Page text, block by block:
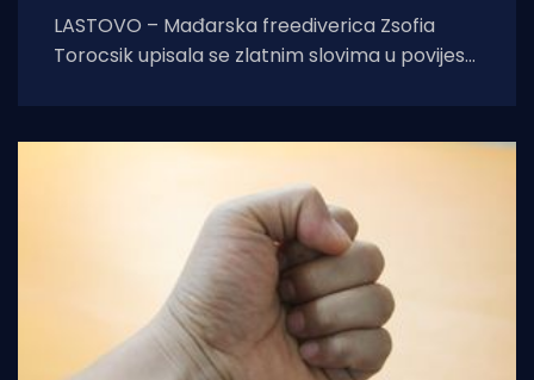
LASTOVO – Mađarska freediverica Zsofia
Torocsik upisala se zlatnim slovima u povijest